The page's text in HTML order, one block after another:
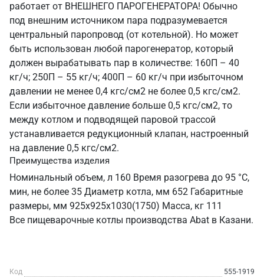
работает от ВНЕШНЕГО ПАРОГЕНЕРАТОРА! Обычно
под внешним источником пара подразумевается
центральный паропровод (от котельной). Но может
быть использован любой парогенератор, который
должен вырабатывать пар в количестве: 160П – 40
кг/ч; 250П – 55 кг/ч; 400П – 60 кг/ч при избыточном
давлении не менее 0,4 кгс/см2 не более 0,5 кгс/см2.
Если избыточное давление больше 0,5 кгс/см2, то
между котлом и подводящей паровой трассой
устанавливается редукционный клапан, настроенный
на давление 0,5 кгс/см2.
Преимущества изделия
Номинальный объем, л 160 Время разогрева до 95 °C,
мин, не более 35 Диаметр котла, мм 652 Габаритные
размеры, мм 925х925х1030(1750) Масса, кг 111
Все пищеварочные котлы производства Abat в Казани.
Код
555-1919